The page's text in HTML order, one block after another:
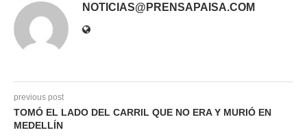
NOTICIAS@PRENSAPAISA.COM
previous post
TOMÓ EL LADO DEL CARRIL QUE NO ERA Y MURIÓ EN
MEDELLÍN